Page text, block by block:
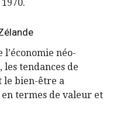
l’économie néo-
les tendances de
le bien-être a
termes de valeur et